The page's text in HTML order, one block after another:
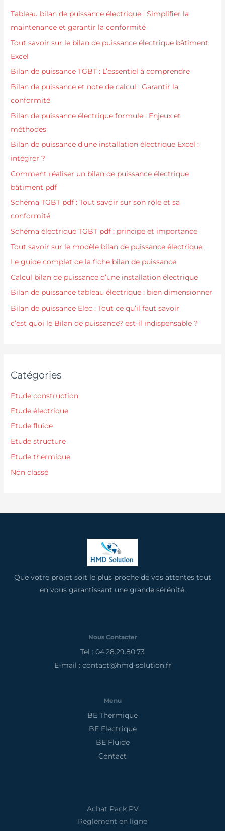
Tableau bilan de puissance électrique : Simplifier la
maintenance et garantir la conformité
Tout savoir sur le bilan de puissance électrique bâtiment
Excel
Bilan de puissance TGBT : L’essentiel à comprendre
Bilan de puissance et note de calcul : Garantir la
conformité
Bilan de puissance électrique formule : Enjeux et
méthodes
Bilan de puissance d’une installation électrique Excel :
intégrer ?
Comment réaliser un bilan de puissance électrique
bâtiment pdf
Schéma TGBT pdf : Tout savoir sur son rôle et sa
conformité
Schéma électrique TGBT pdf : principe et importance
Tout savoir sur le modèle bilan de puissance électrique
Le guide complet de la fiche bilan de puissance
Calcul bilan de puissance d’une installation électrique
Bilan de puissance tableau électrique : bien dimensionner
Bilan de puissance Elec : Tout ce qu’il faut savoir
c’est quoi le Bilan de puissance? est-il indispensable ?
Catégories
Etude construction
Etude électrique
Etude fluide
Etude structure
Etude thermique
Non classé
Que votre projet soit le plus proche de vos attentes tout
en vous garantissant une grande sérénité.
Nous Contacter
Tel : 04.28.29.80.73
E-mail : contact@hmd-solution.fr
Menu
BE Thermique
BE Electrique
BE Fluide
Contact
Achat Pack PV
Règlement en ligne